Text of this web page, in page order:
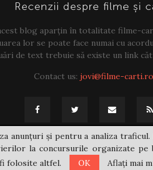
blog aparțin în totalitate filme-
lor se poate face numai cu
de text trebuie să existe un link
Contact us: jovi@filme-carti.ro
@2021 - filme-carti.ro
și pentru a analiza
la concursurile organizate
folosite altfel.
OK Aflați mai